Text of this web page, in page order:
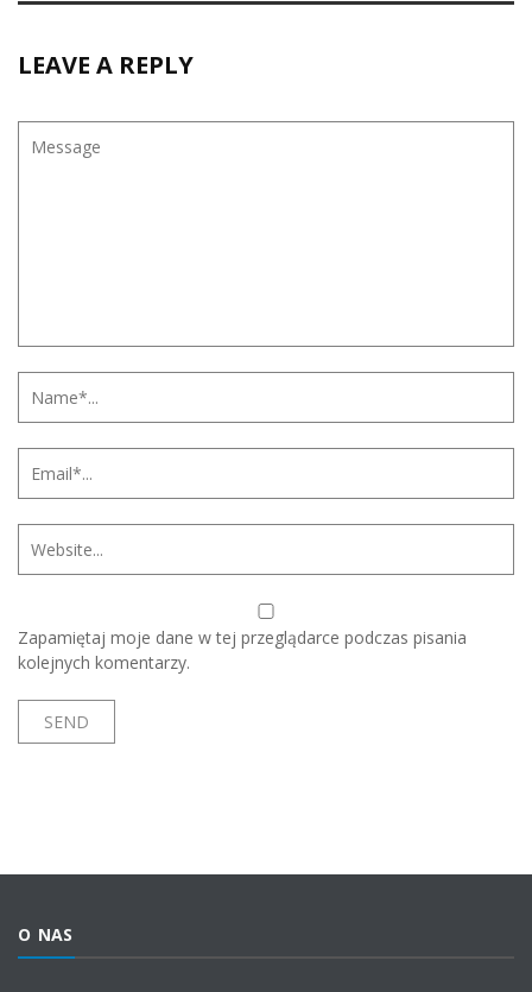
LEAVE A REPLY
Zapamiętaj moje dane w tej przeglądarce podczas pisania
kolejnych komentarzy.
O NAS